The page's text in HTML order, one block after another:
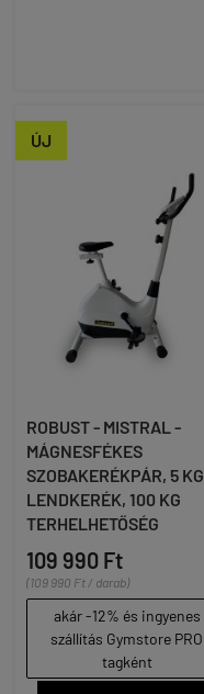
ÚJ
ROBUST - MISTRAL -
MÁGNESFÉKES
SZOBAKERÉKPÁR, 5 KG
LENDKERÉK, 100 KG
TERHELHETŐSÉG
109 990 Ft
(109 990 Ft / darab)
akár -12% és ingyenes
szállítás Gymstore PRO
tagként